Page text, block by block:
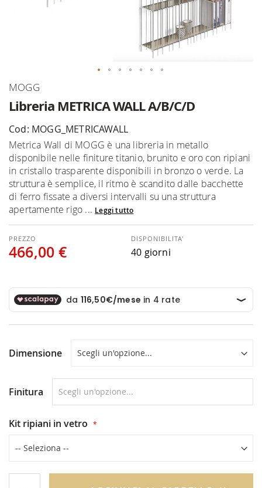
Libreria METRICA WALL A/B/C/D
MOGG
Cod: MOGG_METRICAWALL
Metrica Wall di MOGG è una libreria in metallo
disponibile nelle finiture titanio, brunito e oro con ripiani
in cristallo trasparente disponibili in bronzo o verde. La
struttura è semplice, il ritmo è scandito dalle bacchette
di ferro fissate a diversi intervalli su una struttura
apertamente rigo ... Leggi tutto
466,00 €
DISPONIBILITA'
40 giorni
Dimensione
Finitura
Kit ripiani in vetro
Vai
della
galleria
di
immagini